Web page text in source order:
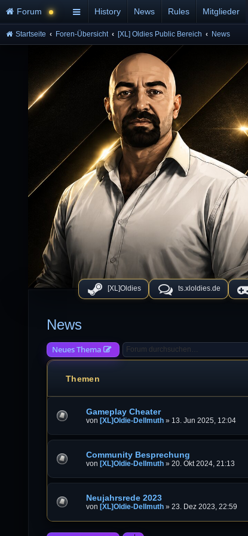
[XL]Oldies ts.xloldies.de
Forum History News Rules Mitglieder
Startseite Foren-Übersicht [XL] Oldies Public Bereich News
News
Neues Thema
Themen
Gameplay Cheater
von[XL]Oldie-Dellmuth » 13. Jun 2025, 12:04
Community Besprechung
von[XL]Oldie-Dellmuth »20. Okt 2024, 21:13
Neujahrsrede 2023
von[XL]Oldie-Dellmuth »23. Dez 2023, 22:59